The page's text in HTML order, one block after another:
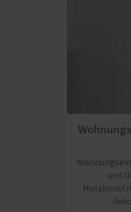
und